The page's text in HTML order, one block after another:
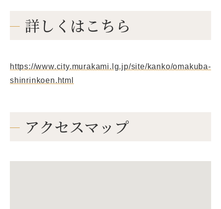
詳しくはこちら
https://www.city.murakami.lg.jp/site/kanko/omakuba-
shinrinkoen.html
アクセスマップ